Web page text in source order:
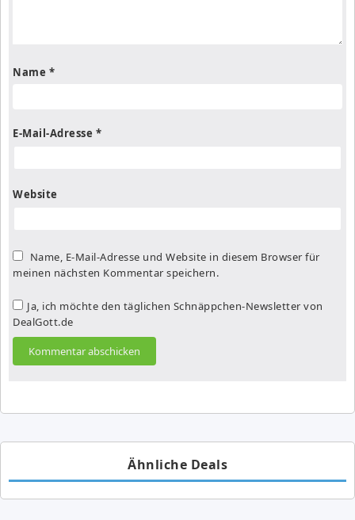
Name *
E-Mail-Adresse *
Website
Name, E-Mail-Adresse und Website in diesem Browser für
meinen nächsten Kommentar speichern.
Ja, ich möchte den täglichen Schnäppchen-Newsletter von
DealGott.de
Ähnliche Deals